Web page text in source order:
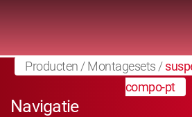
Producten /Montagesets /
compo-pt
Navigatie